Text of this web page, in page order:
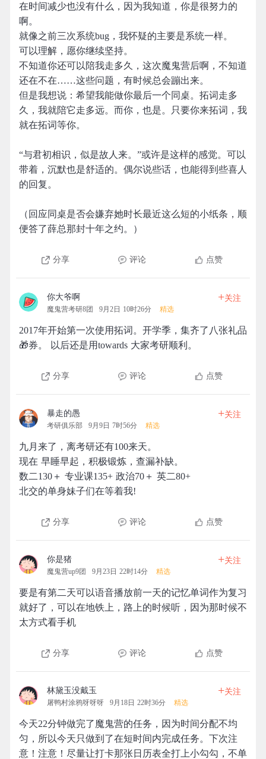
在时间减少也没有什么，因为我知道，你是很努力的
啊。
就像之前三次系统bug，我怀疑的主要是系统一样。
可以理解，愿你继续坚持。
不知道你还可以陪我走多久，这次魔鬼营后啊，不知道
还在不在……这些问题，有时候总会蹦出来。
但是我想说：希望我能做你最后一个同桌。拓词走多
久，我就陪它走多远。而你，也是。只要你来拓词，我
就在拓词等你。
“与君初相识，似是故人来。”或许是这样的感觉。可以
带着，沉默也是舒适的。偶尔说些话，也能得到些喜人
的回复。
（回应同桌是否会嫌弃她时长最近这么短的小纸条，顺
便答了薛总那封十年之约。）
分享 评论 点赞
你大爷啊
魔鬼营考研8团 9月2日 10时26分 精选
+关注
2017年开始第一次使用拓词。开学季，集齐了八张礼品
🎁券。 以后还是用towards 大家考研顺利。
分享 评论 点赞
暴走的愚
考研俱乐部 9月9日 7时56分 精选
+关注
九月来了，离考研还有100来天。
现在 早睡早起，积极锻炼，查漏补缺。
数二130＋ 专业课135+ 政治70＋ 英二80+
北交的单身妹子们在等着我!
分享 评论 点赞
你是猪
魔鬼营up9团 9月23日 22时14分 精选
+关注
要是有第二天可以语音播放前一天的记忆单词作为复习
就好了，可以在地铁上，路上的时候听，因为那时候不
太方式看手机
分享 评论 点赞
林黛玉没戴玉
屠鸭村涂鸦呀呀呀 9月18日 22时36分 精选
+关注
今天22分钟做完了魔鬼营的任务，因为时间分配不均
匀，所以今天只做到了在短时间内完成任务。下次注
意！注意！尽量让打卡那张日历表全打上小勾勾，不单